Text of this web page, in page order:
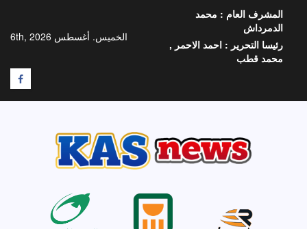
المحتوى
الخميس. أغسطس 6th, 2026
المشرف العام : محمد
الدمرداش
رئيسا التحرير : احمد الاحمر ,
محمد قطب
F